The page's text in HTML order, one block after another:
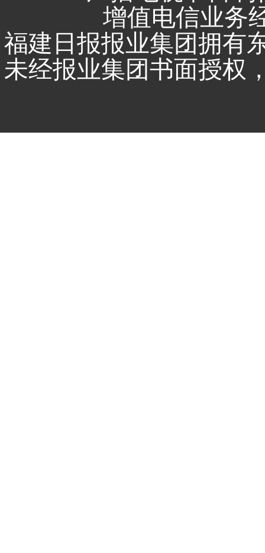
增值电信业务
福建日报报业集团拥有
未经报业集团书面授权